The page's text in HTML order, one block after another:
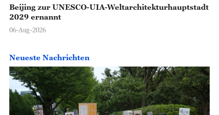
Beijing zur UNESCO-UIA-Weltarchitekturhauptstadt
2029 ernannt
06-Aug-2026
Neueste Nachrichten